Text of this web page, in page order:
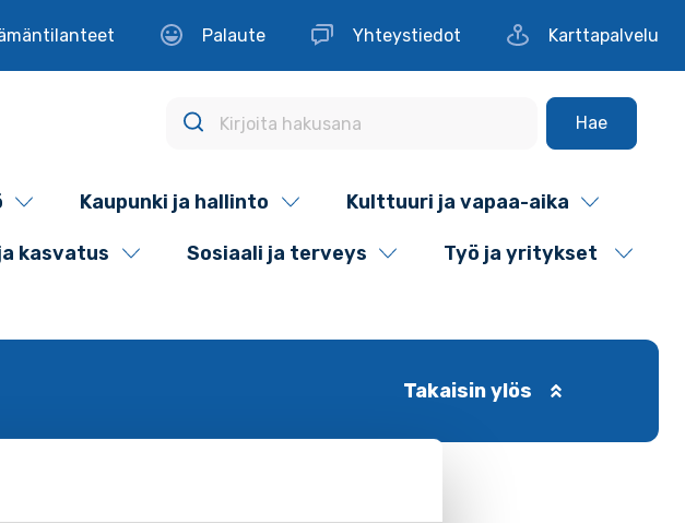
Palaute Yhteystiedot Karttapalvelu
Hae
Kaupunki ja hallinto Kulttuuri ja vapaa-aika
kasvatus Sosiaali ja terveys Työ ja yritykset
Takaisin ylös